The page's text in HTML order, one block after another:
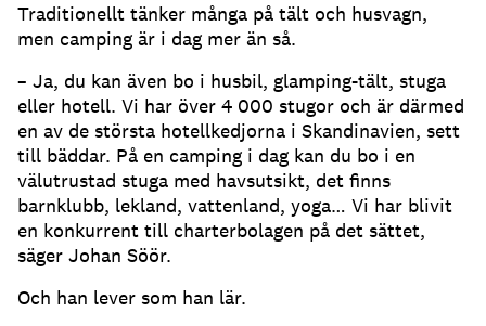
Traditionellt tänker många på tält och husvagn,
men camping är i dag mer än så.
– Ja, du kan även bo i husbil, glamping-tält, stuga
eller hotell. Vi har över 4 000 stugor och är därmed
en av de största hotellkedjorna i Skandinavien, sett
till bäddar. På en camping i dag kan du bo i en
välutrustad stuga med havsutsikt, det finns
barnklubb, lekland, vattenland, yoga… Vi har blivit
en konkurrent till charterbolagen på det sättet,
säger Johan Söör.
Och han lever som han lär.